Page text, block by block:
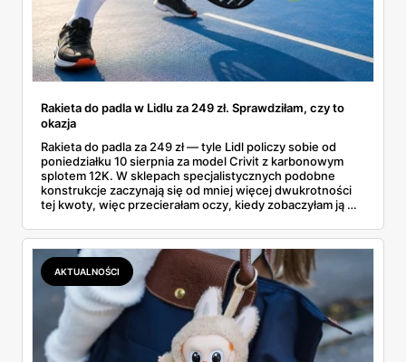
Rakieta do padla w Lidlu za 249 zł. Sprawdziłam, czy to
okazja
Rakieta do padla za 249 zł — tyle Lidl policzy sobie od
poniedziałku 10 sierpnia za model Crivit z karbonowym
splotem 12K. W sklepach specjalistycznych podobne
konstrukcje zaczynają się od mniej więcej dwukrotności
tej kwoty, więc przecierałam oczy, kiedy zobaczyłam ją w
najszybciej rosnący sport w Polsce: kortów przybywa
lawinowo, a chętnych jeszcze szybciej. Sprawdziłam, co
dokładnie dostajemy za te pieniądze i komu taka rakieta
faktycznie wystarczy.
AKTUALNOŚCI